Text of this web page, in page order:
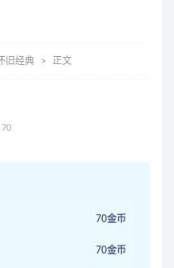
旧经典 正文
70金币
70金币